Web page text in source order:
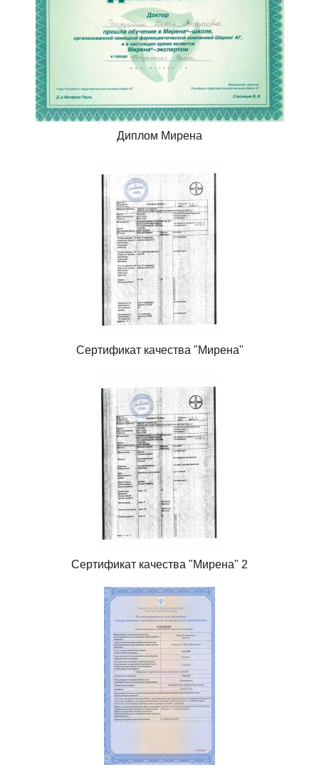
Диплом Мирена
Сертификат качества "Мирена"
Сертификат качества "Мирена" 2